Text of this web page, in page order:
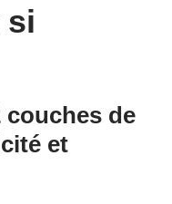
si
couches de
et